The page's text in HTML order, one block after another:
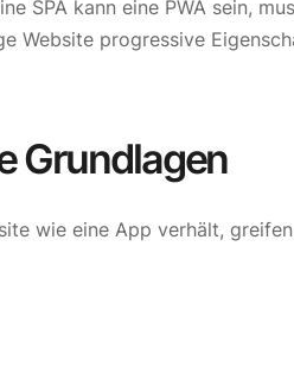
SPA kann eine PWA sein,
Website progressive
Grundlagen
wie eine App verhält,